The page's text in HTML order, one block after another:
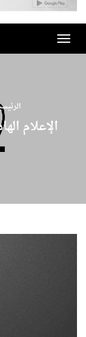
Toggle
navigation
الإعلام